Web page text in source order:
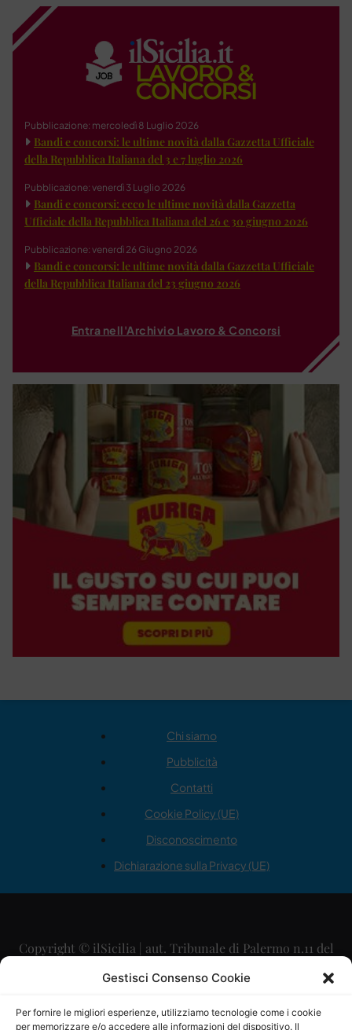
Gestisci Consenso Cookie
Per fornire le migliori esperienze, utilizziamo tecnologie come i cookie
per memorizzare e/o accedere alle informazioni del dispositivo. Il
Pubblicazione: mercoledì 8 Luglio 2026
Bandi e concorsi: le ultime novità dalla Gazzetta Ufficiale
della Repubblica Italiana del 3 e 7 luglio 2026
Pubblicazione: venerdì 3 Luglio 2026
Bandi e concorsi: ecco le ultime novità dalla Gazzetta
Ufficiale della Repubblica Italiana del 26 e 30 giugno 2026
Pubblicazione: venerdì 26 Giugno 2026
Bandi e concorsi: le ultime novità dalla Gazzetta Ufficiale
della Repubblica Italiana del 23 giugno 2026
Entra nell'Archivio Lavoro & Concorsi
Chi siamo
Pubblicità
Contatti
Cookie Policy (UE)
Disconoscimento
Dichiarazione sulla Privacy (UE)
Copyright © ilSicilia | aut. Tribunale di Palermo n.11 del
29/09/2015